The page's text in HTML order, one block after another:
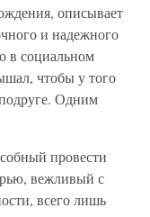
описывает
и надежного
в социальном
чтобы у того
Одним
провести
вежливый с
всего лишь